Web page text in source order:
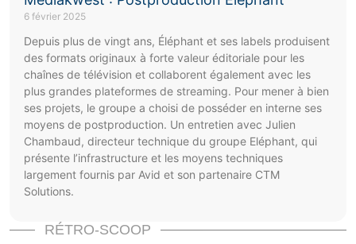
6 février 2025
Depuis plus de vingt ans, Éléphant et ses labels produisent
des formats originaux à forte valeur éditoriale pour les
chaînes de télévision et collaborent également avec les
plus grandes plateformes de streaming. Pour mener à bien
ses projets, le groupe a choisi de posséder en interne ses
moyens de postproduction. Un entretien avec Julien
Chambaud, directeur technique du groupe Eléphant, qui
présente l’infrastructure et les moyens techniques
largement fournis par Avid et son partenaire CTM
Solutions.
RÉTRO-SCOOP